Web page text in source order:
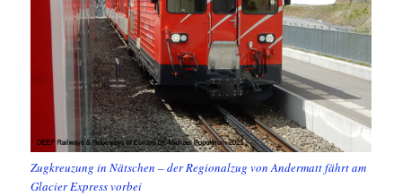
Zugkreuzung in Nätschen – der Regionalzug von Andermatt fährt am
Glacier Express vorbei